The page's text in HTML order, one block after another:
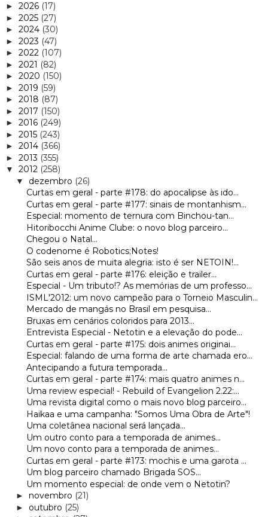
► 2026 (17)
► 2025 (27)
► 2024 (30)
► 2023 (47)
► 2022 (107)
► 2021 (82)
► 2020 (150)
► 2019 (59)
► 2018 (87)
► 2017 (150)
► 2016 (249)
► 2015 (243)
► 2014 (366)
► 2013 (355)
▼ 2012 (258)
▼ dezembro (26)
Curtas em geral - parte #178: do apocalipse às ido...
Curtas em geral - parte #177: sinais de montanhism...
Especial: momento de ternura com Binchou-tan...
Hitoribocchi Anime Clube: o novo blog parceiro...
Chegou o Natal...
O codenome é Robotics;Notes!
São seis anos de muita alegria: isto é ser NETOIN!...
Curtas em geral - parte #176: eleição e trailer...
Especial - Um tributo!? As memórias de um professo...
ISML'2012: um novo campeão para o Torneio Masculin...
Mercado de mangás no Brasil em pesquisa...
Bruxas em cenários coloridos para 2013...
Entrevista Especial - Netotin e a elevação do pode...
Curtas em geral - parte #175: dois animes originai...
Especial: falando de uma forma de arte chamada ero...
Antecipando a futura temporada...
Curtas em geral - parte #174: mais quatro animes n...
Uma review especial! - Rebuild of Evangelion 2.22:...
Uma revista digital como o mais novo blog parceiro...
Haikaa e uma campanha: "Somos Uma Obra de Arte"!
Uma coletânea nacional será lançada...
Um outro conto para a temporada de animes...
Um novo conto para a temporada de animes...
Curtas em geral - parte #173: mochis e uma garota ...
Um blog parceiro chamado Brigada SOS...
Um momento especial: de onde vem o Netotin?
► novembro (21)
► outubro (25)